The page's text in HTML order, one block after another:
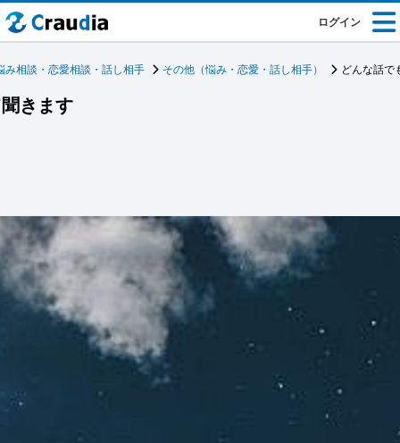
ログイン
み相談・恋愛相談・話し相手 その他（悩み・恋愛・話し相手） どんな話で
きます